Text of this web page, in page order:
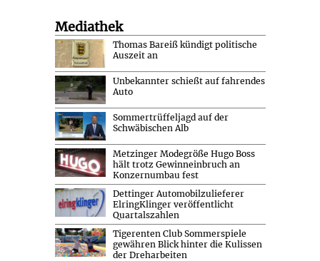
Mediathek
Thomas Bareiß kündigt politische
Auszeit an
Unbekannter schießt auf fahrendes
Auto
Sommertrüffeljagd auf der
Schwäbischen Alb
Metzinger Modegröße Hugo Boss
hält trotz Gewinneinbruch an
Konzernumbau fest
Dettinger Automobilzulieferer
ElringKlinger veröffentlicht
Quartalszahlen
Tigerenten Club Sommerspiele
gewähren Blick hinter die Kulissen
der Dreharbeiten